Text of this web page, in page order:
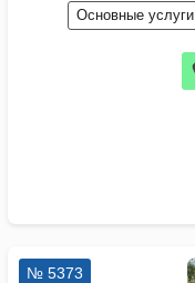
Основные услуги
№ 5373